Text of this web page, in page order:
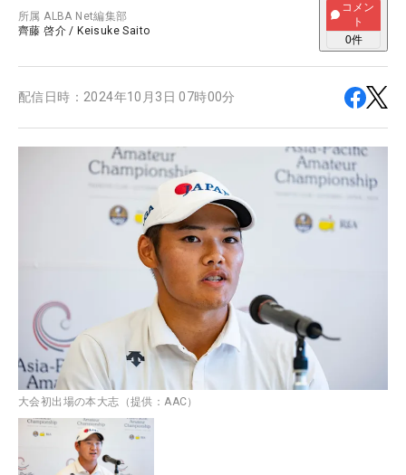
所属ALBA Net編集部
齊藤 啓介 / Keisuke Saito
コメン
ト
0件
配信日時： 2024年10月3日 07時00分
大会初出場の本大志（提供：AAC）